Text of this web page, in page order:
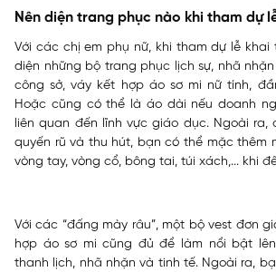
Nên diện trang phục nào khi tham dự
Với các chị em phụ nữ, khi tham dự lễ khai
diện những bộ trang phục lịch sự, nhã
công sở, váy kết hợp áo sơ mi nữ tính,
Hoặc cũng có thể là áo dài nếu doanh
liên quan đến lĩnh vực giáo dục. Ngoài ra,
quyến rũ và thu hút, bạn có thể mặc thêm
vòng tay, vòng cổ, bông tai, túi xách,... khi
Với các “đấng mày râu”, một bộ vest đơn
hợp áo sơ mi cũng đủ để làm nổi bật
thanh lịch, nhã nhặn và tinh tế. Ngoài ra,